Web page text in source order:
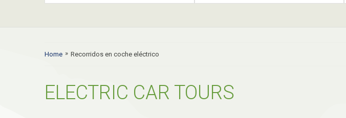
Home » Recorridos en coche eléctrico
ELECTRIC CAR TOURS